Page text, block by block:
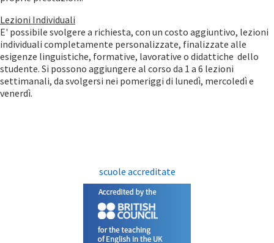
Lezioni Individuali
E' possibile svolgere a richiesta, con un costo aggiuntivo, lezioni
individuali completamente personalizzate, finalizzate alle
esigenze linguistiche, formative, lavorative o didattiche dello
studente. Si possono aggiungere al corso da 1 a 6 lezioni
settimanali, da svolgersi nei pomeriggi di lunedì, mercoledì e
venerdì.
scuole accreditate